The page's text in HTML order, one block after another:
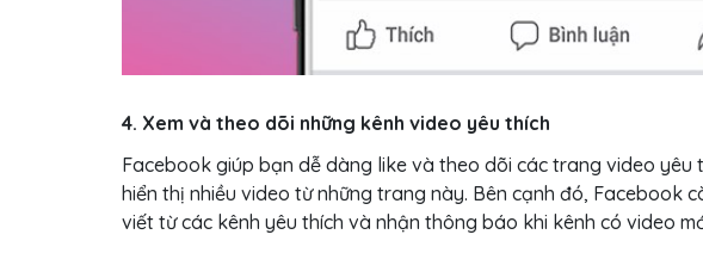
4. Xem và theo dõi những kênh video yêu thích
Facebook giúp bạn dễ dàng like và theo dõi các trang video yêu
hiển thị nhiều video từ những trang này. Bên cạnh đó, Facebook
viết từ các kênh yêu thích và nhận thông báo khi kênh có video